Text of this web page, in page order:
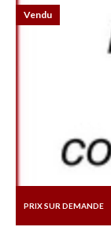
PRIX SUR DEMANDE
Vendu